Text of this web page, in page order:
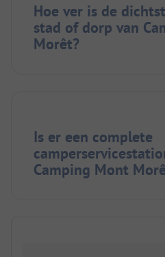
Hoe ver is de
stad of dorp van
Morêt?
Is er een complete
Camping Mont